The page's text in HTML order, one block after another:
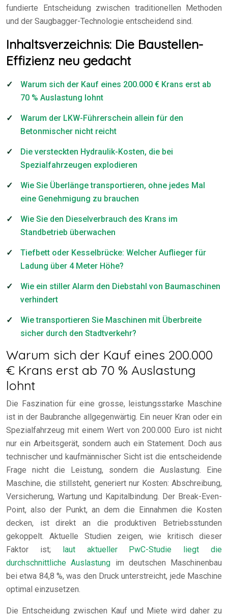
fundierte Entscheidung zwischen traditionellen Methoden
und der Saugbagger-Technologie entscheidend sind.
Inhaltsverzeichnis: Die Baustellen-
Effizienz neu gedacht
Warum sich der Kauf eines 200.000 € Krans erst ab
70 % Auslastung lohnt
Warum der LKW-Führerschein allein für den
Betonmischer nicht reicht
Die versteckten Hydraulik-Kosten, die bei
Spezialfahrzeugen explodieren
Wie Sie Überlänge transportieren, ohne jedes Mal
eine Genehmigung zu brauchen
Wie Sie den Dieselverbrauch des Krans im
Standbetrieb überwachen
Tiefbett oder Kesselbrücke: Welcher Auflieger für
Ladung über 4 Meter Höhe?
Wie ein stiller Alarm den Diebstahl von Baumaschinen
verhindert
Wie transportieren Sie Maschinen mit Überbreite
sicher durch den Stadtverkehr?
Warum sich der Kauf eines 200.000
€ Krans erst ab 70 % Auslastung
lohnt
Die Faszination für eine grosse, leistungsstarke Maschine
ist in der Baubranche allgegenwärtig. Ein neuer Kran oder ein
Spezialfahrzeug mit einem Wert von 200.000 Euro ist nicht
nur ein Arbeitsgerät, sondern auch ein Statement. Doch aus
technischer und kaufmännischer Sicht ist die entscheidende
Frage nicht die Leistung, sondern die Auslastung. Eine
Maschine, die stillsteht, generiert nur Kosten: Abschreibung,
Versicherung, Wartung und Kapitalbindung. Der Break-Even-
Point, also der Punkt, an dem die Einnahmen die Kosten
decken, ist direkt an die produktiven Betriebsstunden
gekoppelt. Aktuelle Studien zeigen, wie kritisch dieser
Faktor ist; laut aktueller PwC-Studie liegt die
durchschnittliche Auslastung im deutschen Maschinenbau
bei etwa 84,8 %, was den Druck unterstreicht, jede Maschine
optimal einzusetzen.
Die Entscheidung zwischen Kauf und Miete wird daher zu